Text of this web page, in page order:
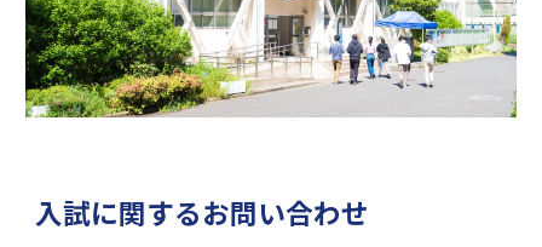
入試に関するお問い合わせ